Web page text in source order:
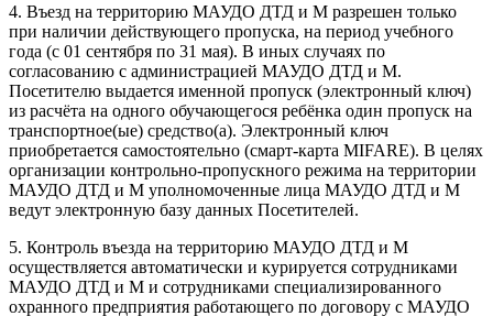
4. Въезд на территорию МАУДО ДТД и М разрешен только
при наличии действующего пропуска, на период учебного
года (с 01 сентября по 31 мая). В иных случаях по
согласованию с администрацией МАУДО ДТД и М.
Посетителю выдается именной пропуск (электронный ключ)
из расчёта на одного обучающегося ребёнка один пропуск на
транспортное(ые) средство(а). Электронный ключ
приобретается самостоятельно (смарт-карта MIFARE). В целях
организации контрольно-пропускного режима на территории
МАУДО ДТД и М уполномоченные лица МАУДО ДТД и М
ведут электронную базу данных Посетителей.
5. Контроль въезда на территорию МАУДО ДТД и М
осуществляется автоматически и курируется сотрудниками
МАУДО ДТД и М и сотрудниками специализированного
охранного предприятия работающего по договору с МАУДО